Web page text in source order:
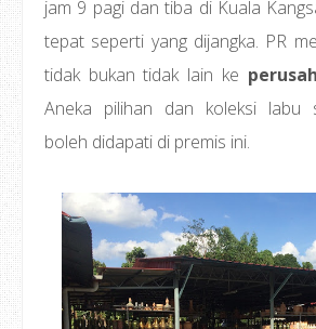
jam 9 pagi dan tiba di Kuala
tepat seperti yang dijangka. PR
tidak bukan tidak lain ke
Aneka pilihan dan koleksi labu
boleh didapati di premis ini.